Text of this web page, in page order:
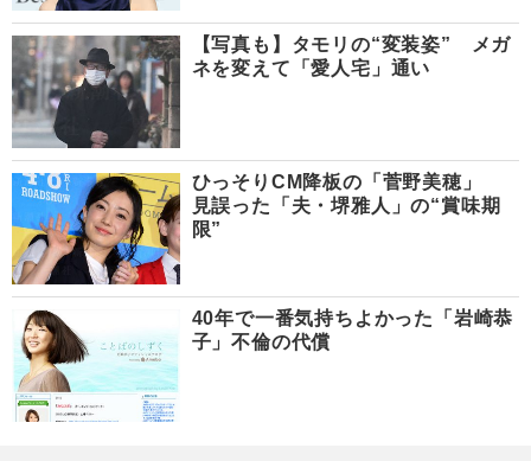
【写真も】タモリの“変装姿” メガ
ネを変えて「愛人宅」通い
ひっそりCM降板の「菅野美穂」
見誤った「夫・堺雅人」の“賞味期
限”
40年で一番気持ちよかった「岩崎恭
子」不倫の代償